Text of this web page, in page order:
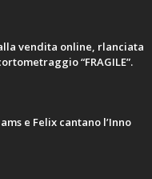
vendita online, rlanciata
“FRAGILE”.
e Felix cantano l’Inno